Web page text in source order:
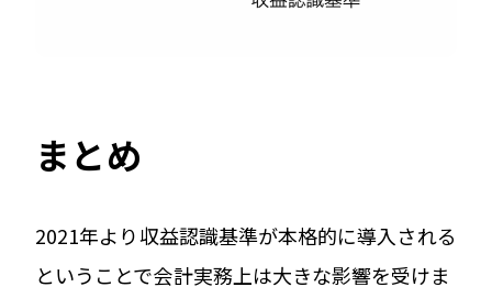
まとめ
2021年より収益認識基準が本格的に導入される
ということで会計実務上は大きな影響を受けま